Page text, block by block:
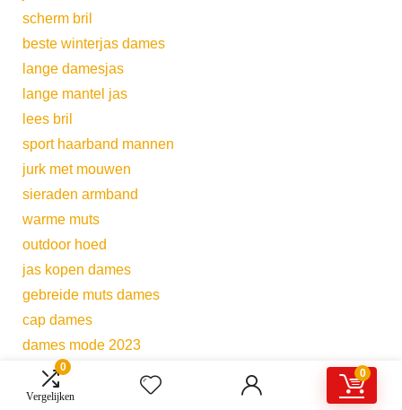
0
Vergelijken
0
scherm bril
beste winterjas dames
lange damesjas
lange mantel jas
lees bril
sport haarband mannen
jurk met mouwen
sieraden armband
warme muts
outdoor hoed
jas kopen dames
gebreide muts dames
cap dames
dames mode 2023
haarband kort haar
korte gewatteerde jas dames